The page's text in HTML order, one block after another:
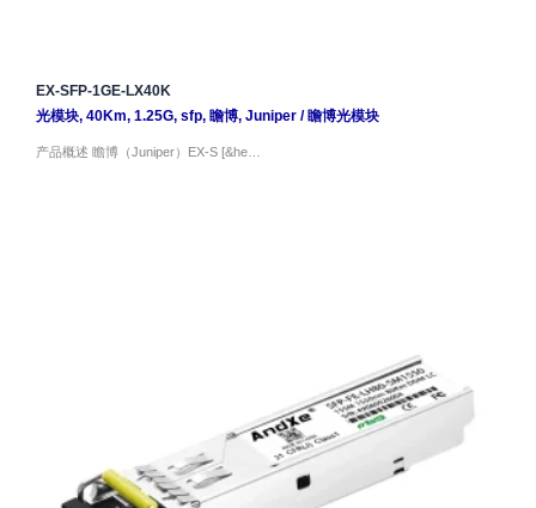
EX-SFP-1GE-LX40K
光模块, 40Km, 1.25G, sfp, 瞻博, Juniper/ 瞻博光模块
产品概述 瞻博（Juniper）EX-S [&he…